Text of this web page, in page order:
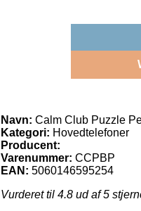
Navn: Calm Club Puzzle
Kategori: Hovedtelefoner
Producent:
Varenummer: CCPBP
EAN: 5060146595254
Vurderet til 4.8 ud af 5